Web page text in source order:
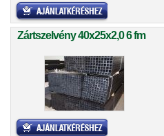
Zártszelvény 40x25x2,0 6 fm